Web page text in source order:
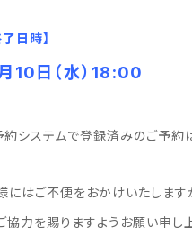
日時】
日（水）18:00
約システムで登録済みのご予約
にはご不便をおかけいたします
協力を賜りますようお願い申し